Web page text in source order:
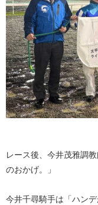
レース後、今井茂雅調
のおかげ。」
今井千尋騎手は「ハン